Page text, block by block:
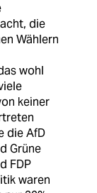
die
Wählern
wohl
keiner
die AfD
Grüne
FDP
waren